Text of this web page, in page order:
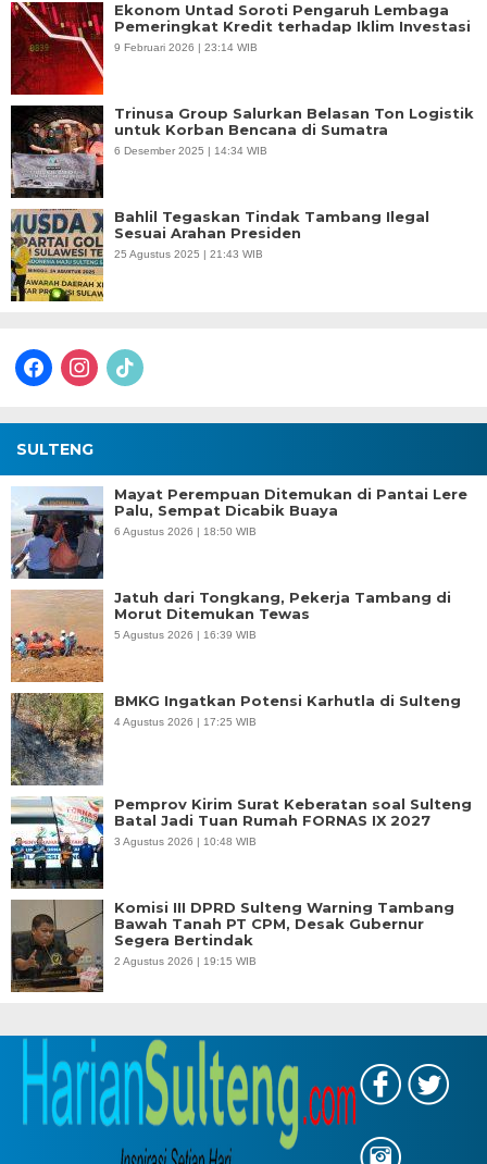
Ekonom Untad Soroti Pengaruh Lembaga
Pemeringkat Kredit terhadap Iklim Investasi
9 Februari 2026 | 23:14 WIB
Trinusa Group Salurkan Belasan Ton Logistik
untuk Korban Bencana di Sumatra
6 Desember 2025 | 14:34 WIB
Bahlil Tegaskan Tindak Tambang Ilegal
Sesuai Arahan Presiden
25 Agustus 2025 | 21:43 WIB
facebookinstagram
tiktok
SULTENG
Mayat Perempuan Ditemukan di Pantai Lere
Palu, Sempat Dicabik Buaya
6 Agustus 2026 | 18:50 WIB
Jatuh dari Tongkang, Pekerja Tambang di
Morut Ditemukan Tewas
5 Agustus 2026 | 16:39 WIB
BMKG Ingatkan Potensi Karhutla di Sulteng
4 Agustus 2026 | 17:25 WIB
Pemprov Kirim Surat Keberatan soal Sulteng
Batal Jadi Tuan Rumah FORNAS IX 2027
3 Agustus 2026 | 10:48 WIB
Komisi III DPRD Sulteng Warning Tambang
Bawah Tanah PT CPM, Desak Gubernur
Segera Bertindak
2 Agustus 2026 | 19:15 WIB